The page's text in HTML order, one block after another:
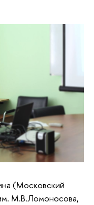
(Московский
М.В.Ломоносова,